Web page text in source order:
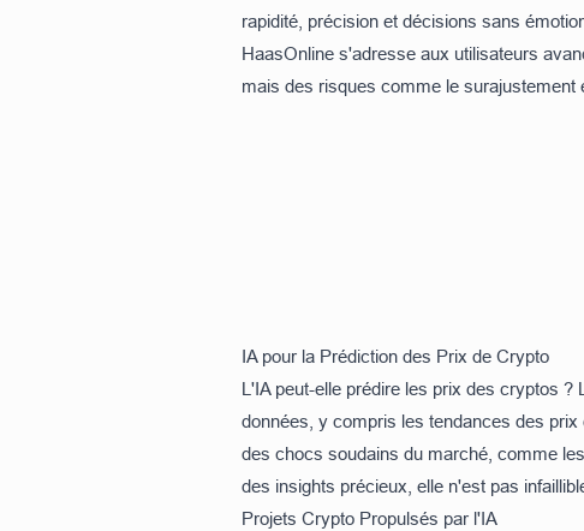
rapidité, précision et décisions sans
HaasOnline s'adresse aux utilisateurs
mais des risques comme le surajustement
IA pour la Prédiction des Prix de Crypto
L'IA peut-elle prédire les prix des cryptos
données, y compris les tendances des
des chocs soudains du marché, comme
des insights précieux, elle n'est pas
Projets Crypto Propulsés par l'IA